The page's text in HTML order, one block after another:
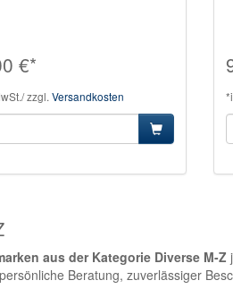
€*
zzgl. Versandkosten
aus der Kategorie Diverse M-Z
Beratung, zuverlässiger